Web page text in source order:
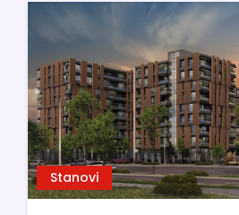
Stanovi